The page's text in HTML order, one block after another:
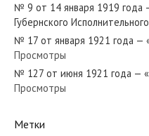
№ 165 от июля 1923 года —
№ 35 от февраля 1948 года
№ 9 от 14 января 1919 года
Губернского
№ 17 от января 1921 года —
Просмотры
№ 127 от июня 1921 года —
Просмотры
Метки